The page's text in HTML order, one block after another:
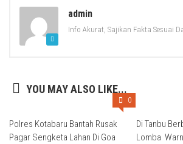
admin
Info Akurat, Sajikan Fakta Sesuai
YOU MAY ALSO LIKE...
0
Polres Kotabaru Bantah Rusak
Pagar Sengketa Lahan Di Goa
Di Tanbu
Lomba